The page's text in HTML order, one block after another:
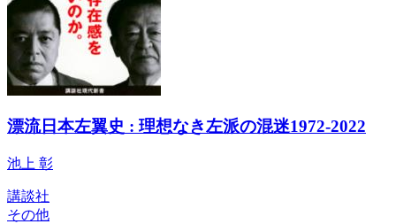
漂流日本左翼史 : 理想なき左派の混迷1972-2022
池上 彰
講談社
その他